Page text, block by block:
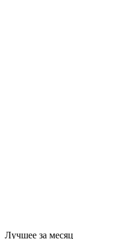
Лучшее за месяц